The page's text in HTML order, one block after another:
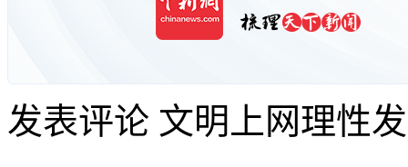
发表评论 文明上网理性